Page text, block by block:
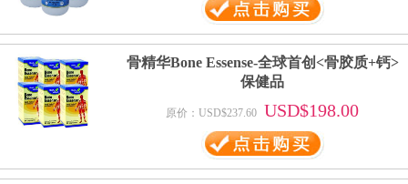
骨精华Bone Essense-全球首创<骨胶质+钙>
保健品
原价：USD$237.60 USD$198.00